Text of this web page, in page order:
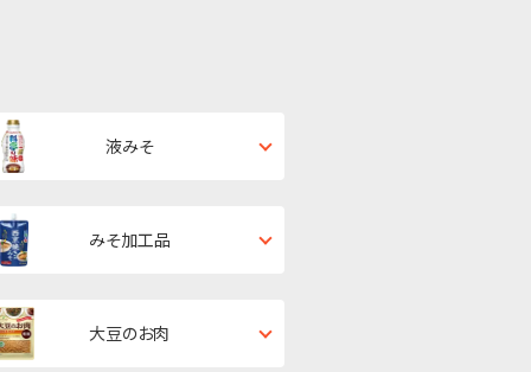
液みそ
みそ加工品
大豆のお肉